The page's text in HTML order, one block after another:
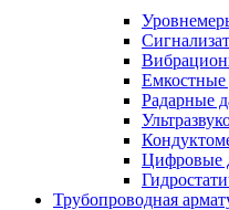
Емкостные
Радарные
Цифровые
Трубопроводная